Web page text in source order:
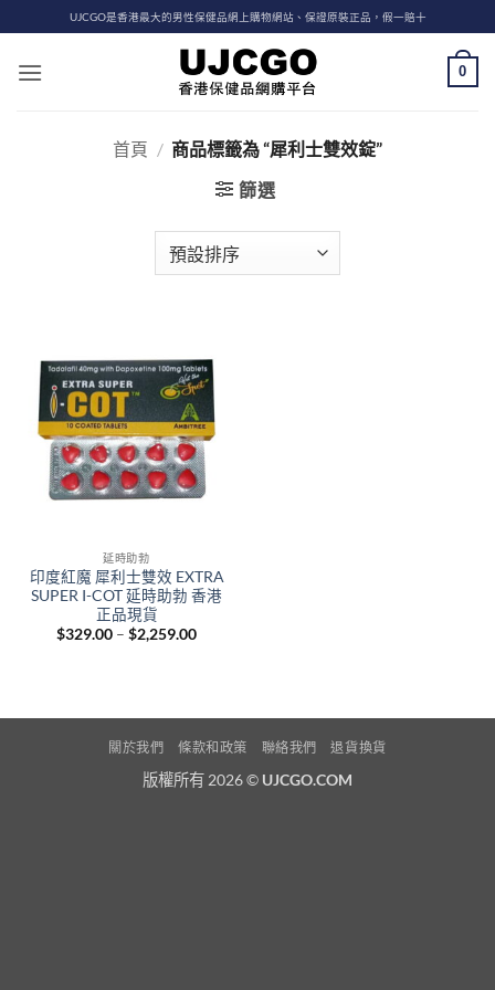
to
content
UJCGO是香港最大的男性保健品網上購物網站、保證原裝正品，假一賠十
0
首頁 / 商品標籤為 “犀利士雙效錠”
篩選
延時助勃
印度紅魔 犀利士雙效 EXTRA
SUPER I-COT 延時助勃 香港
正品現貨
$329.00 – $2,259.00Price
關於我們 條款和政策 聯絡我們 退貨換貨
版權所有 2026 © UJCGO.COM